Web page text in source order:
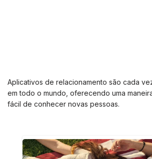
Aplicativos de relacionamento são cada
em todo o mundo, oferecendo uma
fácil de conhecer novas pessoas.